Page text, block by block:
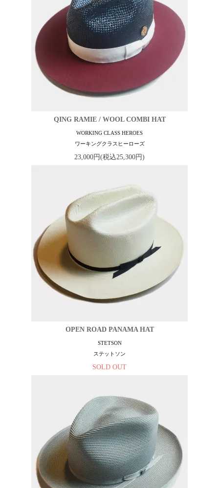
QING RAMIE / WOOL COMBI HAT
WORKING CLASS HEROES
ワーキングクラスヒーローズ
23,000円(税込25,300円)
OPEN ROAD PANAMA HAT
STETSON
ステットソン
SOLD OUT